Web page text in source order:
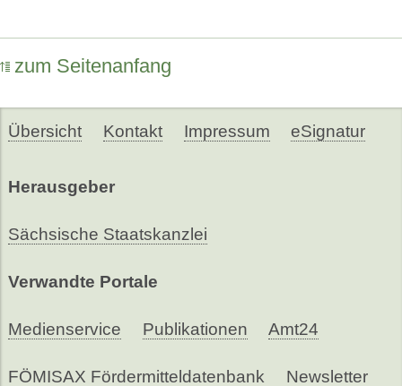
zum Seitenanfang
Übersicht Kontakt Impressum eSignatur
Herausgeber
Sächsische Staatskanzlei
Verwandte Portale
Medienservice Publikationen Amt24
FÖMISAX Fördermitteldatenbank Newsletter